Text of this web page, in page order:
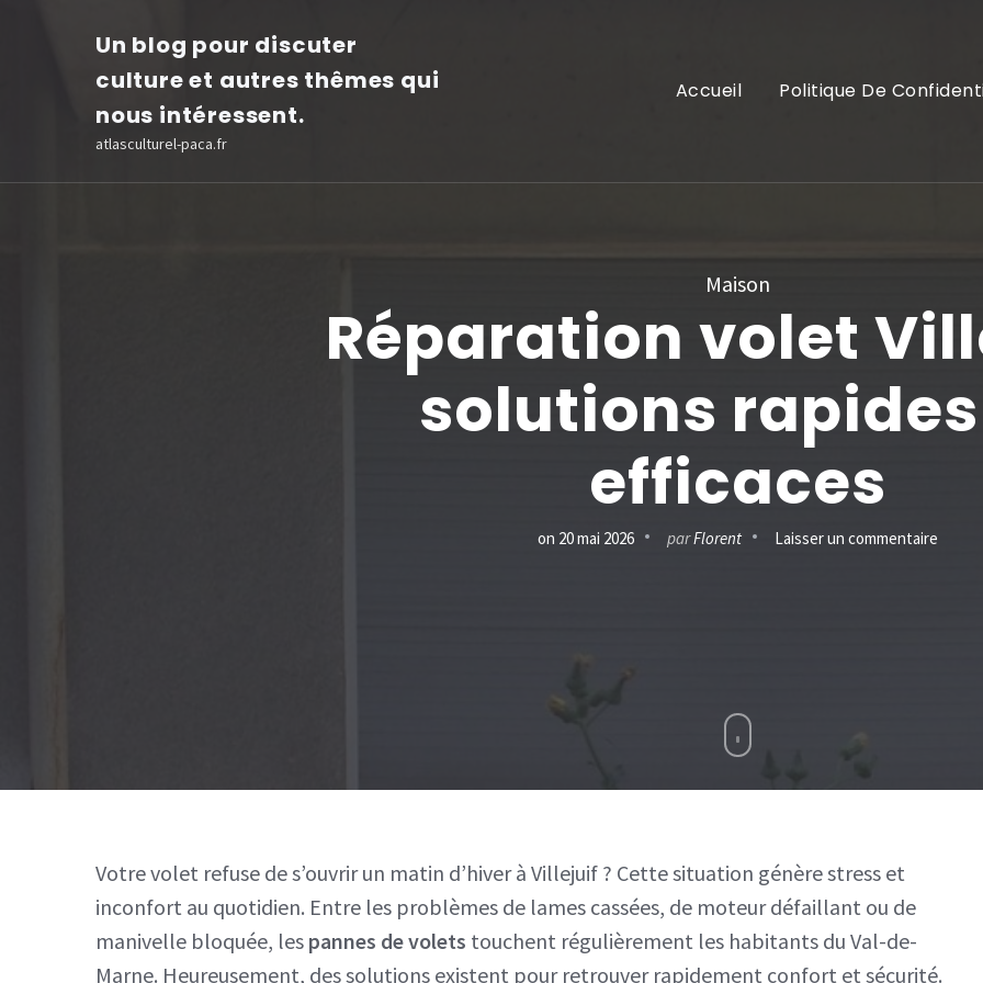
Un blog pour discuter
culture et autres thêmes qui
nous intéressent.
atlasculturel-paca.fr
Accueil Politique De
Maison
Réparation volet
solutions
efficaces
on 20 mai 2026 parFlorent Laisser un commentairesur
Votre volet refuse de s’ouvrir un matin d’hiver à Villejuif ? Cette situation génère stress et
inconfort au quotidien. Entre les problèmes de lames cassées, de moteur défaillant ou de
manivelle bloquée, les pannes de volets touchent régulièrement les habitants du Val-de-
Marne. Heureusement, des solutions existent pour retrouver rapidement confort et sécurité.